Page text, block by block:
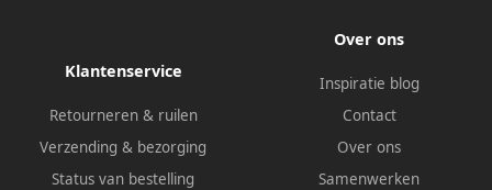
Klantenservice
Retourneren & ruilen
Verzending & bezorging
Status van bestelling
Over ons
Inspiratie blog
Contact
Over ons
Samenwerken